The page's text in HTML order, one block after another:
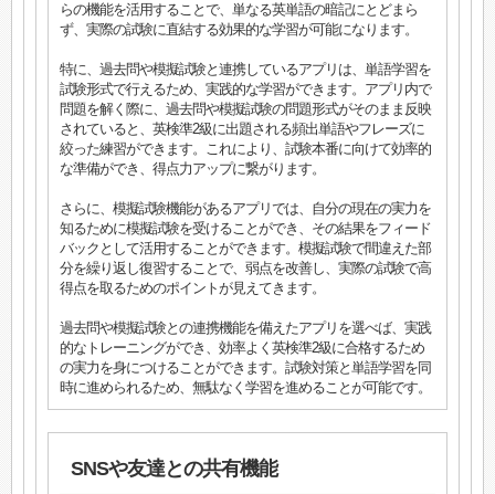
らの機能を活用することで、単なる英単語の暗記にとどまら
ず、実際の試験に直結する効果的な学習が可能になります。
特に、過去問や模擬試験と連携しているアプリは、単語学習を
試験形式で行えるため、実践的な学習ができます。アプリ内で
問題を解く際に、過去問や模擬試験の問題形式がそのまま反映
されていると、英検準2級に出題される頻出単語やフレーズに
絞った練習ができます。これにより、試験本番に向けて効率的
な準備ができ、得点力アップに繋がります。
さらに、模擬試験機能があるアプリでは、自分の現在の実力を
知るために模擬試験を受けることができ、その結果をフィード
バックとして活用することができます。模擬試験で間違えた部
分を繰り返し復習することで、弱点を改善し、実際の試験で高
得点を取るためのポイントが見えてきます。
過去問や模擬試験との連携機能を備えたアプリを選べば、実践
的なトレーニングができ、効率よく英検準2級に合格するため
の実力を身につけることができます。試験対策と単語学習を同
時に進められるため、無駄なく学習を進めることが可能です。
SNSや友達との共有機能